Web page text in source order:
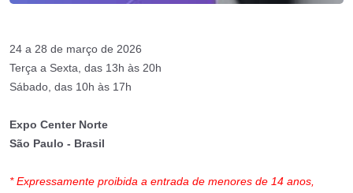
24 a 28 de março de 2026
Terça a Sexta, das 13h às 20h
Sábado, das 10h às 17h
Expo Center Norte
São Paulo - Brasil
* Expressamente proibida a entrada de menores de 14 anos,